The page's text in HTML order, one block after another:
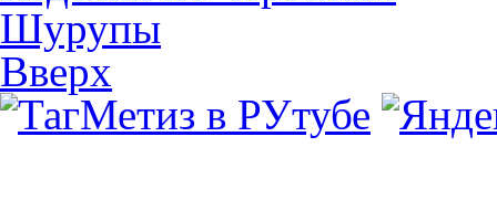
Шурупы
Вверх